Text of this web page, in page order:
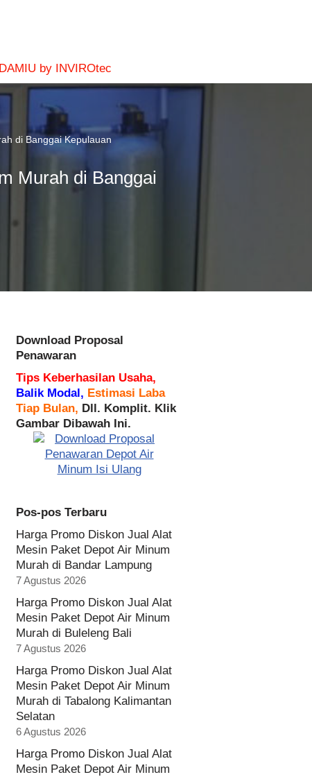
by INVIROtec
di Banggai Kepulauan
Murah di Banggai
Download Proposal
Penawaran
Tips Keberhasilan Usaha,
Balik Modal, Estimasi Laba
Tiap Bulan, Dll. Komplit. Klik
Gambar Dibawah Ini.
Pos-pos Terbaru
Harga Promo Diskon Jual Alat
Mesin Paket Depot Air Minum
Murah di Bandar Lampung
7 Agustus 2026
Harga Promo Diskon Jual Alat
Mesin Paket Depot Air Minum
Murah di Buleleng Bali
7 Agustus 2026
Harga Promo Diskon Jual Alat
Mesin Paket Depot Air Minum
Murah di Tabalong Kalimantan
Selatan
6 Agustus 2026
Harga Promo Diskon Jual Alat
Mesin Paket Depot Air Minum